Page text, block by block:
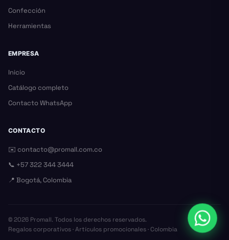
Confección
Herramientas
EMPRESA
Inicio
Catálogo completo
Contacto WhatsApp
CONTACTO
✉️ contacto@promall.com.co
📞 +57 322 344 3444
📍 Bogotá, Colombia
©2026 Promall. Todos los derechos reservados.
Regalos corporativos · Artículos promocionales · Colombia